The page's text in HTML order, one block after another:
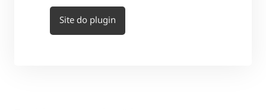
Site do plugin